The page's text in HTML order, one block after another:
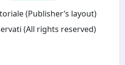
(Publisher’s layout)
(All rights reserved)